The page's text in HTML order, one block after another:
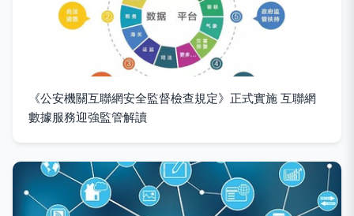
《公安機關互聯網安全監督檢查規定》正式實施 互聯網
數據服務迎強監管解讀